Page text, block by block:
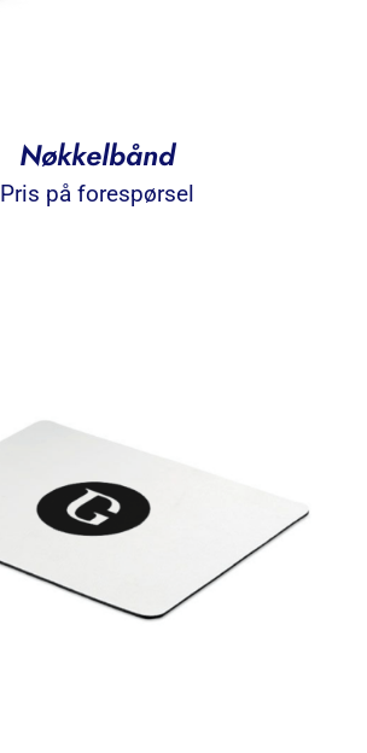
Nøkkelbånd
Pris på forespørsel